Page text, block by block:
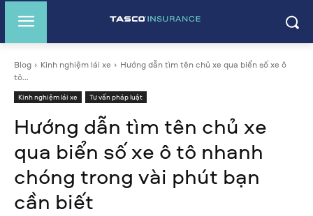
Blog Kinh nghiệm lái xe
Hướng dẫn tìm tên chủ xe qua biển số xe ô
tô...
Kinh nghiệm lái xe Tư vấn pháp luật
Hướng dẫn tìm tên chủ xe
qua biển số xe ô tô nhanh
chóng trong vài phút bạn
cần biết